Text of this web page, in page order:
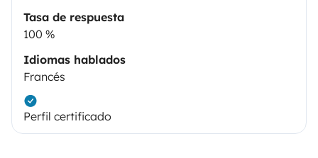
Tasa de respuesta
100 %
Idiomas hablados
Francés
Perfil certificado